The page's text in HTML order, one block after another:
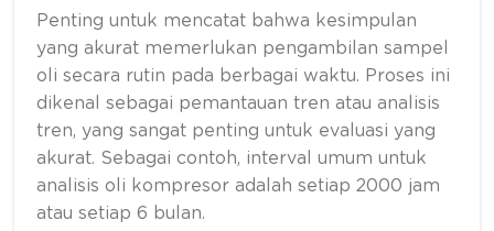
Penting untuk mencatat bahwa kesimpulan
yang akurat memerlukan pengambilan sampel
oli secara rutin pada berbagai waktu. Proses ini
dikenal sebagai pemantauan tren atau analisis
tren, yang sangat penting untuk evaluasi yang
akurat. Sebagai contoh, interval umum untuk
analisis oli kompresor adalah setiap 2000 jam
atau setiap 6 bulan.